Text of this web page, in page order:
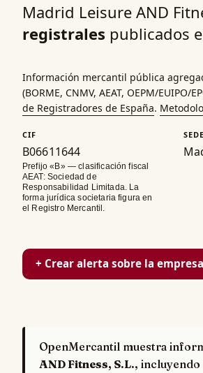
Madrid Leisure AND
registrales publicados
Información mercantil pública
(BORME, CNMV, AEAT, OEPM/EUIPO/
de Registradores de España.
CIF
B06611644
Prefijo «B» — clasificación fiscal
AEAT: Sociedad de
Responsabilidad Limitada. La
forma jurídica societaria figura en
el Registro Mercantil.
SEDE
+ Crear alerta sobre la empresa
OpenMercantil muestra
AND Fitness, S.L.,